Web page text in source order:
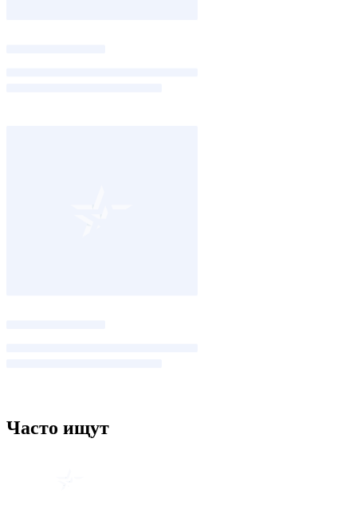
Часто ищут